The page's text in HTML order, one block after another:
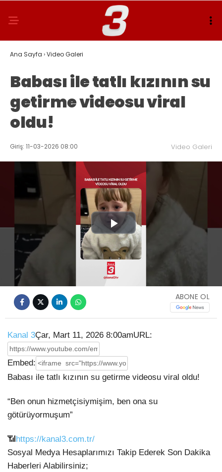
Ana Sayfa ›Video Galeri
Babası ile tatlı kızının su
getirme videosu viral
oldu!
Giriş: 11-03-2026 08:00 Video Galeri
Play
Video
ABONE OL
Kanal 3Çar, Mart 11, 2026 8:00amURL:
Embed:
Babası ile tatlı kızının su getirme videosu viral oldu!
“Ben onun hizmetçisiymişim, ben ona su
götürüyormuşum”
📶 https://kanal3.com.tr/
Sosyal Medya Hesaplarımızı Takip Ederek Son Dakika
Haberleri Alabilirsiniz;